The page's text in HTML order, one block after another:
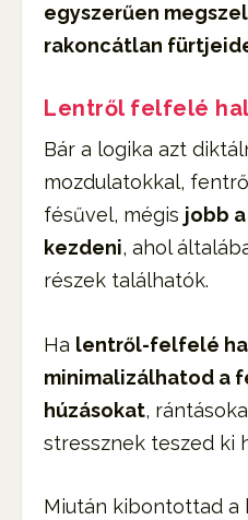
egyszerűen
rakoncátlan
Lentről felfelé
Bár a logika azt
mozdulatokkal,
fésűvel, mégis jobb
kezdeni, ahol
részek találhatók.
Ha lentről-felfelé
minimalizálhatod a
húzásokat,
stressznek teszed ki
Miután kibontottad a